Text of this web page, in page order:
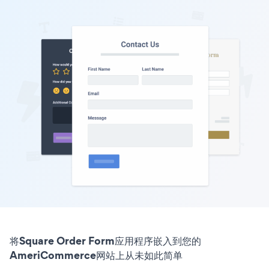
将Square Order Form应用程序嵌入到您的
AmeriCommerce网站上从未如此简单